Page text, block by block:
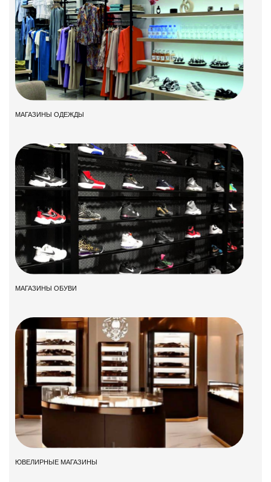
МАГАЗИНЫ ОДЕЖДЫ
МАГАЗИНЫ ОБУВИ
ЮВЕЛИРНЫЕ МАГАЗИНЫ